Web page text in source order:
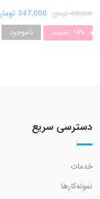
400,000 تومان 347,000 تومان
14% تخفیف ناموجود
دسترسی سریع
خدمات
نمونه‌کارها